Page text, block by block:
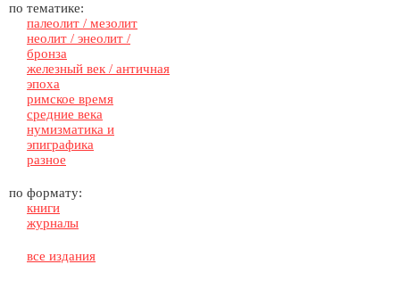
по тематике:
палеолит / мезолит
неолит / энеолит /
бронза
железный век / античная
эпоха
римское время
средние века
нумизматика и
эпиграфика
разное
по формату:
книги
журналы
все издания